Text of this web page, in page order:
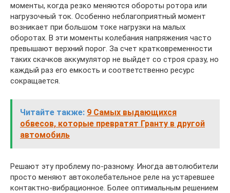
моменты, когда резко меняются обороты ротора или
нагрузочный ток. Особенно неблагоприятный момент
возникает при большом токе нагрузки на малых
оборотах. В эти моменты колебания напряжения часто
превышают верхний порог. За счет кратковременности
таких скачков аккумулятор не выйдет со строя сразу, но
каждый раз его емкость и соответственно ресурс
сокращается.
Читайте также: 9 Самых выдающихся
обвесов, которые превратят Гранту в другой
автомобиль
Решают эту проблему по-разному. Иногда автолюбители
просто меняют автоколебательное реле на устаревшее
контактно-вибрационное. Более оптимальным решением